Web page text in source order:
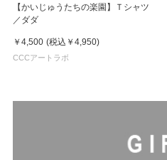
【かいじゅうたちの楽園】Ｔシャツ
／ダダ
￥4,500 (税込 ￥4,950)
CCCアートラボ